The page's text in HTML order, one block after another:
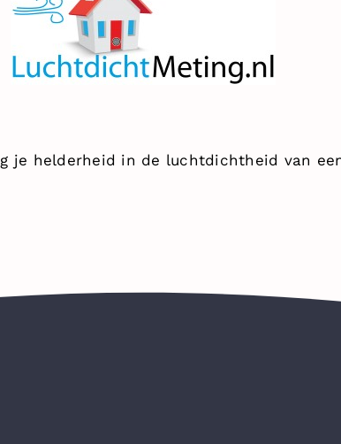
je helderheid in de luchtdichtheid van